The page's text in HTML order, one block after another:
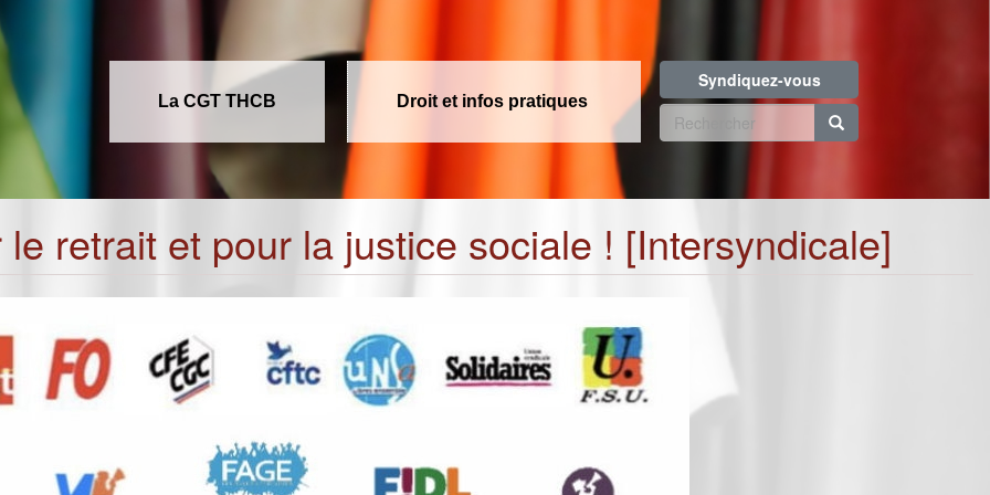
La CGT THCB Droit et infos pratiques
Syndiquez-vous
Formulaire
recherche
retrait et pour la justice sociale ! [Intersyndicale]